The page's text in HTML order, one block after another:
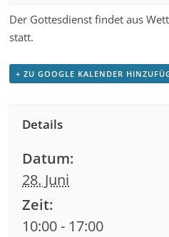
Der Gottesdienst findet aus
statt.
+ ZU GOOGLE KALENDER
Details
Datum:
28. Juni
Zeit:
10:00 - 17:00